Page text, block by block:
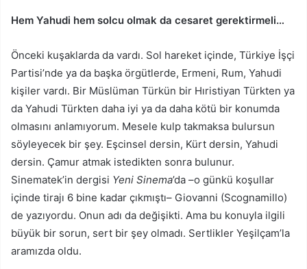
Hem Yahudi hem solcu olmak da cesaret gerektirmeli…
Önceki kuşaklarda da vardı. Sol hareket içinde, Türkiye İşçi
Partisi’nde ya da başka örgütlerde, Ermeni, Rum, Yahudi
kişiler vardı. Bir Müslüman Türkün bir Hıristiyan Türkten ya
da Yahudi Türkten daha iyi ya da daha kötü bir konumda
olmasını anlamıyorum. Mesele kulp takmaksa bulursun
söyleyecek bir şey. Eşcinsel dersin, Kürt dersin, Yahudi
dersin. Çamur atmak istedikten sonra bulunur.
Sinematek’in dergisi Yeni Sinema’da –o günkü koşullar
içinde tirajı 6 bine kadar çıkmıştı– Giovanni (Scognamillo)
de yazıyordu. Onun adı da değişikti. Ama bu konuyla ilgili
büyük bir sorun, sert bir şey olmadı. Sertlikler Yeşilçam’la
aramızda oldu.